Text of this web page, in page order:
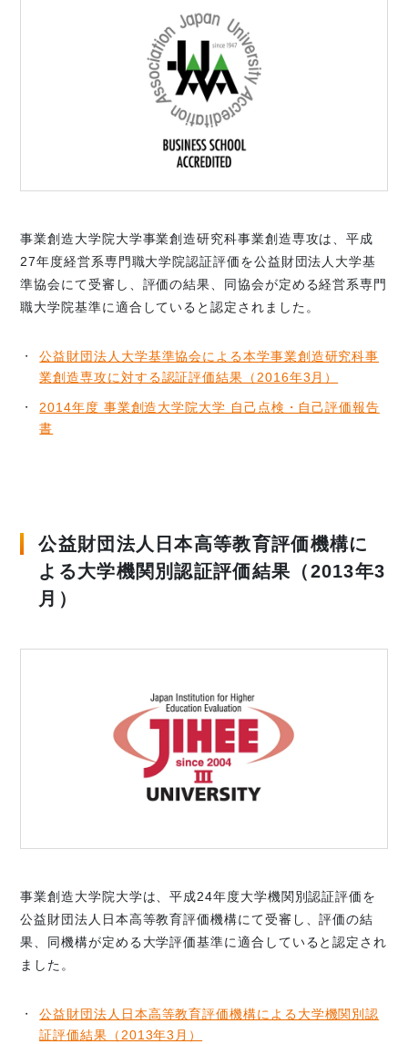
事業創造大学院大学事業創造研究科事業創造専攻は、平成
27年度経営系専門職大学院認証評価を公益財団法人大学基
準協会にて受審し、評価の結果、同協会が定める経営系専門
職大学院基準に適合していると認定されました。
公益財団法人大学基準協会による本学事業創造研究科事
業創造専攻に対する認証評価結果（2016年3月）
2014年度 事業創造大学院大学 自己点検・自己評価報告
書
公益財団法人日本高等教育評価機構に
よる大学機関別認証評価結果（2013年3
月）
事業創造大学院大学は、平成24年度大学機関別認証評価を
公益財団法人日本高等教育評価機構にて受審し、評価の結
果、同機構が定める大学評価基準に適合していると認定され
ました。
公益財団法人日本高等教育評価機構による大学機関別認
証評価結果（2013年3月）